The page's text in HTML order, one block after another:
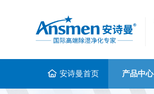
安诗曼首页 产品中心